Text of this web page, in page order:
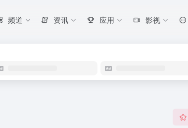
频道 资讯 应用 影视